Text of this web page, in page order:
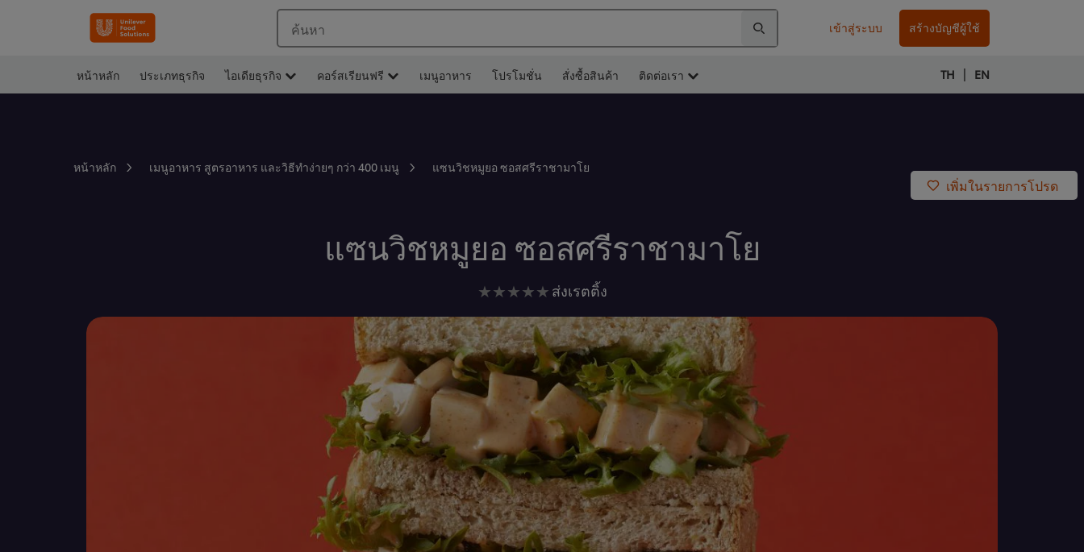
ค้นหา เข้าสู่ระบบ สร้างบัญชีผู้ใช้
หน้าหลัก ประเภทธุรกิจ ไอเดียธุรกิจ คอร์สเรียนฟรี เมนูอาหาร โปรโมชั่น สั่งซื้อสินค้า ติดต่อเรา TH | EN
หน้าหลัก เมนูอาหาร สูตรอาหาร และวิธีทำง่ายๆ กว่า 400 เมนู แซนวิชหมูยอ ซอสศรีราชามาโย
เพิ่มในรายการโปรด
แซนวิชหมูยอ ซอสศรีราชามาโย
ไม่มี
ให้
คะแนน
สำหรับ
recipe
นี้
ส่งเรตติ้ง